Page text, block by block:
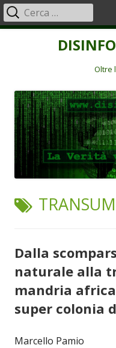
Oltre
Menu
principale
per:
TAG:
Dalla
naturale alla
mandria
super colonia
Marcello Pamio